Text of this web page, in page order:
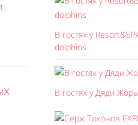
В гостях у
dolphins
В гостях у Дяди Жоры